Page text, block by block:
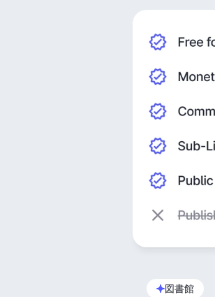
図書館